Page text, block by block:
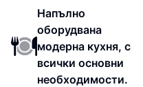
Напълно
оборудвана
модерна кухня, с
всички основни
необходимости.